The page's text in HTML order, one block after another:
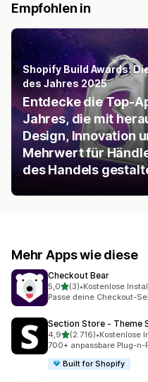
Empfohlen in
Shopify Build Awards:
des Jahres 2025
Entdecke die Top-
Jahres, die mit
Design, Innovation
Mehrwert für
des Handels
Mehr Apps wie diese
Checkout Bear
5,0von 5 Sternen
(3)
3 Rezensionen insgesamt
•Kostenlose
Passe deine Checkout-
Section Store ‑ Theme
4,9von 5 Sternen
(2.716)
2716 Rezensionen
•Kostenlose
700+ anpassbare Plug-n-
Built for Shopify